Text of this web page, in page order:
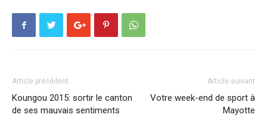
Article précédent
Koungou 2015: sortir le canton
de ses mauvais sentiments
Article suivant
Votre week-end de sport à
Mayotte